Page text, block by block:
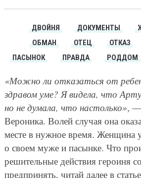
ДВОЙНЯ ДОКУМЕНТЫ
ОБМАН
ОТЕЦ ОТКАЗ
ПАСЫНОК
ПРАВДА РОДДОМ
«Можно ли отказаться от
здравом уме? Я видела, что
но не думала, что настолько», —
Вероника. Волей случая она
месте в нужное время. Женщина
о своем муже и пасынке. Что
решительные действия героиня
предпринять, читай далее в